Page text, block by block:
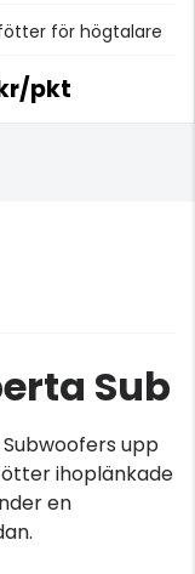
för högtalare
pkt
Sub
upp
ihoplänkade
en